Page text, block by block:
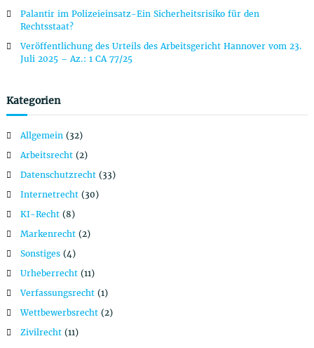
Palantir im Polizeieinsatz-Ein Sicherheitsrisiko für den
Rechtsstaat?
Veröffentlichung des Urteils des Arbeitsgericht Hannover vom 23.
Juli 2025 – Az.: 1 CA 77/25
Kategorien
Allgemein (32)
Arbeitsrecht(2)
Datenschutzrecht(33)
Internetrecht(30)
KI-Recht(8)
Markenrecht(2)
Sonstiges(4)
Urheberrecht(11)
Verfassungsrecht(1)
Wettbewerbsrecht(2)
Zivilrecht(11)